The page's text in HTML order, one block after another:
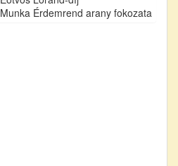
Munka Érdemrend arany fokozata